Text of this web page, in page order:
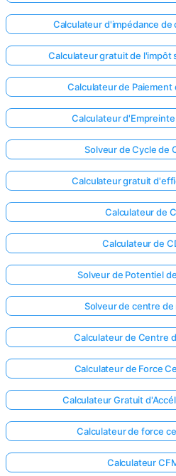
Calculateur d'impédance
Calculateur gratuit de l'impôt
Calculateur de
Calculateur
Solveur de Cycle de
Calculateur gratuit
Calculateur de
Calculateur de
Solveur de Potentiel
Solveur de centre
Calculateur de Centre
Calculateur de Force
Calculateur Gratuit
Calculateur de force
Calculateur